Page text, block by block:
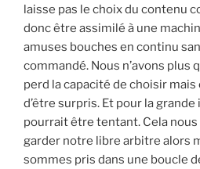
laisse pas le choix du contenu
donc être assimilé à une
amuses bouches en continu
commandé. Nous n’avons plus
perd la capacité de choisir mais
d’être surpris. Et pour la
pourrait être tentant. Cela nous
garder notre libre arbitre alors
sommes pris dans une boucle